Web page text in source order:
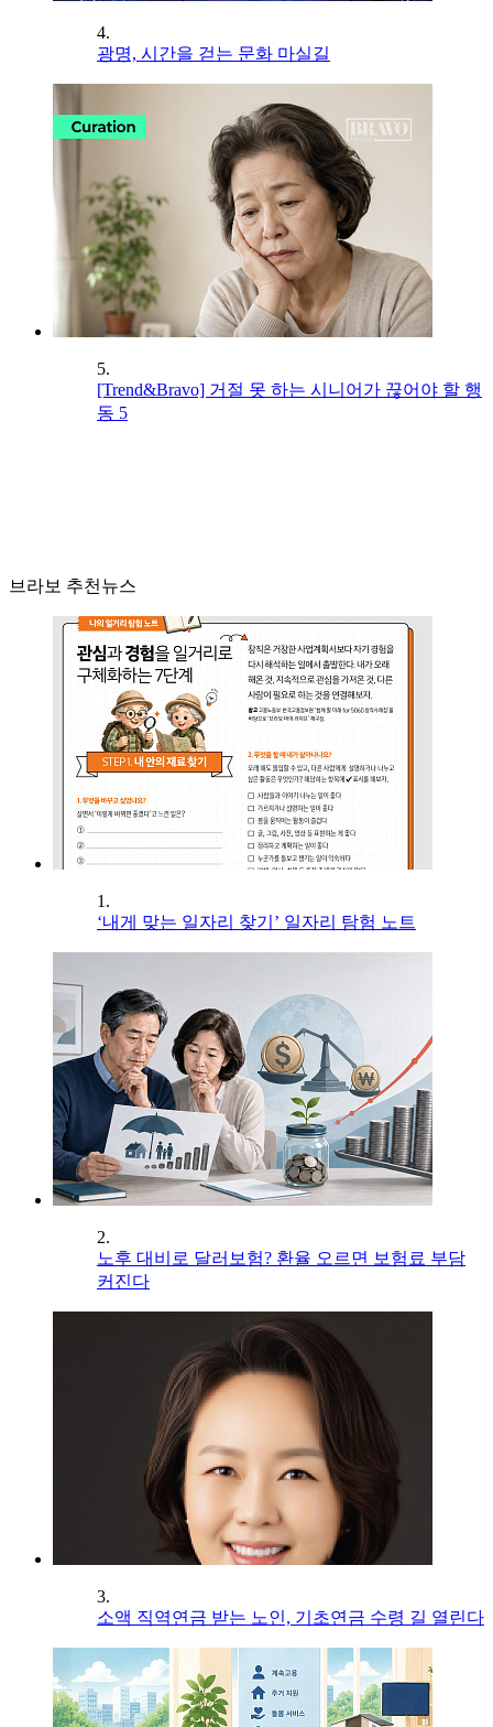
4.
광명, 시간을 걷는 문화 마실길
5.
[Trend&Bravo] 거절 못 하는 시니어가 끊어야 할 행
동 5
브라보 추천뉴스
1.
‘내게 맞는 일자리 찾기’ 일자리 탐험 노트
2.
노후 대비로 달러보험? 환율 오르면 보험료 부담
커진다
3.
소액 직역연금 받는 노인, 기초연금 수령 길 열린다